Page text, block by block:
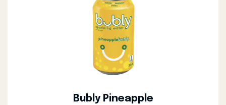
Bubly Pineapple